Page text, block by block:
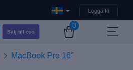
Logga In
Sälj till oss
0
MacBook Pro 16"